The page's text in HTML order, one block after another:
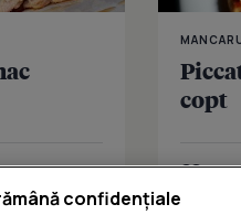
copt
confidențiale